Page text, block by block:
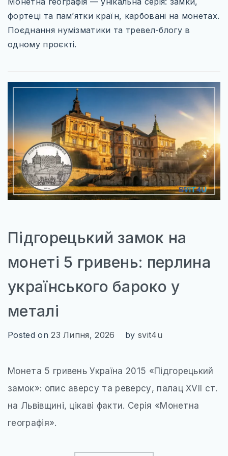
ПІВНІЧНА ЄВРОПА
ШВЕЦІЯ
СХІДНА ЄВРОПА
БОЛГАРІЯ
ПОЛЬЩА
РУМУНІЯ
СЛОВАЧЧИНА
УКРАЇНА
ГРУЗІЯ
ІЗРАЇЛЬ
КАМБОДЖА
фортеці та пам’ятки країн, карбовані на монетах.
Поєднання нумізматики та тревел-блогу в
одному проєкті.
Підгорецький замок на
монеті 5 гривень: перлина
українського бароко у
металі
Posted on23 Липня, 2026 by svit4u
Монета 5 гривень Україна 2015 «Підгорецький
замок»: опис аверсу та реверсу, палац XVII ст.
на Львівщині, цікаві факти. Серія «Монетна
географія».